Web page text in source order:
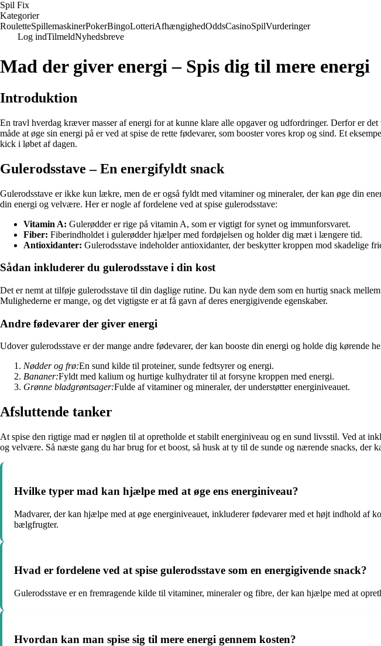
Spil Fix
Kategorier
RouletteSpillemaskinerPokerBingoLotteriAfhængighedOddsCasinoSpilVurderinger
Log indTilmeldNyhedsbreve
Mad der giver energi – Spis dig til mere energi
Introduktion
En travl hverdag kræver masser af energi for at kunne klare alle opgaver og udfordringer. Derfor er
måde at øge sin energi på er ved at spise de rette fødevarer, som booster vores krop og sind. Et
kick i løbet af dagen.
Gulerodsstave – En energifyldt snack
Gulerodsstave er ikke kun lækre, men de er også fyldt med vitaminer og mineraler, der kan øge din
din energi og velvære. Her er nogle af fordelene ved at spise gulerodsstave:
Vitamin A: Gulerødder er rige på vitamin A, som er vigtigt for synet og immunforsvaret.
Fiber: Fiberindholdet i gulerødder hjælper med fordøjelsen og holder dig mæt i længere tid.
Antioxidanter: Gulerodsstave indeholder antioxidanter, der beskytter kroppen mod skadelige
Sådan inkluderer du gulerodsstave i din kost
Det er nemt at tilføje gulerodsstave til din daglige rutine. Du kan nyde dem som en hurtig snack
Mulighederne er mange, og det vigtigste er at få gavn af deres energigivende egenskaber.
Andre fødevarer der giver energi
Udover gulerodsstave er der mange andre fødevarer, der kan booste din energi og holde dig kørende
Nødder og frø:En sund kilde til proteiner, sunde fedtsyrer og energi.
Bananer:Fyldt med kalium og hurtige kulhydrater til at forsyne kroppen med energi.
Grønne bladgrøntsager:Fulde af vitaminer og mineraler, der understøtter energiniveauet.
Afsluttende tanker
At spise den rigtige mad er nøglen til at opretholde et stabilt energiniveau og en sund livsstil. Ved at
og velvære. Så næste gang du har brug for et boost, så husk at ty til de sunde og nærende snacks, der
Hvilke typer mad kan hjælpe med at øge ens energiniveau?
Madvarer, der kan hjælpe med at øge energiniveauet, inkluderer fødevarer med et højt indhold
bælgfrugter.
Hvad er fordelene ved at spise gulerodsstave som en energigivende snack?
Gulerodsstave er en fremragende kilde til vitaminer, mineraler og fibre, der kan hjælpe med at
Hvordan kan man spise sig til mere energi gennem kosten?